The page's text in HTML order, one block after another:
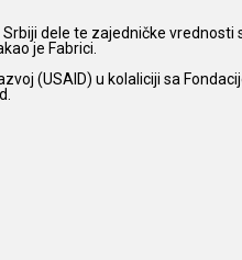
dele te zajedničke vrednosti
je Fabrici.
(USAID) u kolaliciji sa